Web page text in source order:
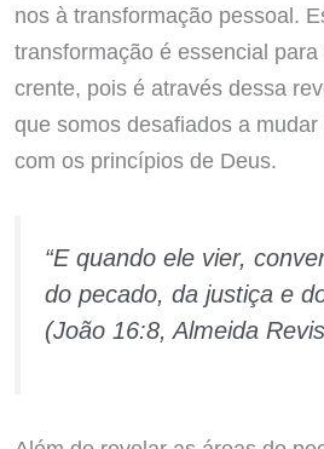
nos à transformação pessoal.
transformação é essencial
crente, pois é através dessa
que somos desafiados a
com os princípios de Deus.
“E quando ele vier,
do pecado, da justiça e
(João 16:8, Almeida